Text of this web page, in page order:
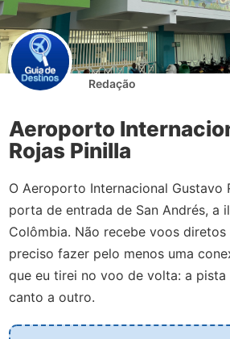
Redação
Aeroporto
Rojas Pinilla
O Aeroporto Internacional Gustavo
porta de entrada de San Andrés, a
Colômbia. Não recebe voos diretos
preciso fazer pelo menos uma
que eu tirei no voo de volta: a
canto a outro.